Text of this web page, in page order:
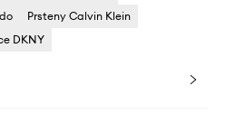
Prsteny Calvin Klein
DKNY